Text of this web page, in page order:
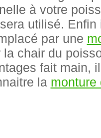
à votre
sera utilisé. Enfin
par une
chair du
fait main,
la monture